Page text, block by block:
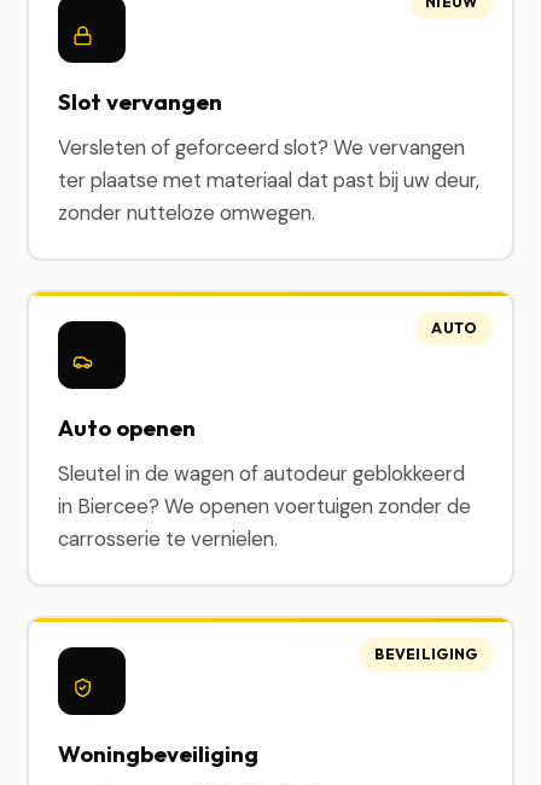
Slot vervangen
Versleten of geforceerd slot? We vervangen
ter plaatse met materiaal dat past bij uw deur,
zonder nutteloze omwegen.
Auto openen
Sleutel in de wagen of autodeur geblokkeerd
in Biercee? We openen voertuigen zonder de
carrosserie te vernielen.
AUTO
Woningbeveiliging
BEVEILIGING